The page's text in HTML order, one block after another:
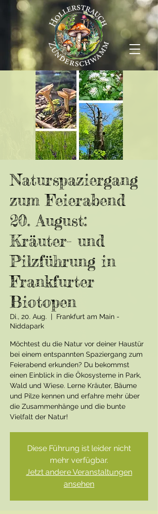
Naturspaziergang
zum Feierabend
20. August:
Kräuter- und
Pilzführung in
Frankfurter
Biotopen
Di., 20. Aug.
  |
Frankfurt am Main -
Niddapark
Möchtest du die Natur vor deiner Haustür
bei einem entspannten Spaziergang zum
Feierabend erkunden? Du bekommst
einen Einblick in die Ökosysteme in Park,
Wald und Wiese. Lerne Kräuter, Bäume
und Pilze kennen und erfahre mehr über
die Zusammenhänge und die bunte
Vielfalt der Natur!
Diese Führung ist leider nicht
mehr verfügbar.
Jetzt andere Veranstaltungen
ansehen